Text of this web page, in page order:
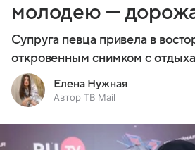
молодею —
Супруга певца привела в
откровенным снимком с отдыха
Елена Нужная
Автор ТВ Mail